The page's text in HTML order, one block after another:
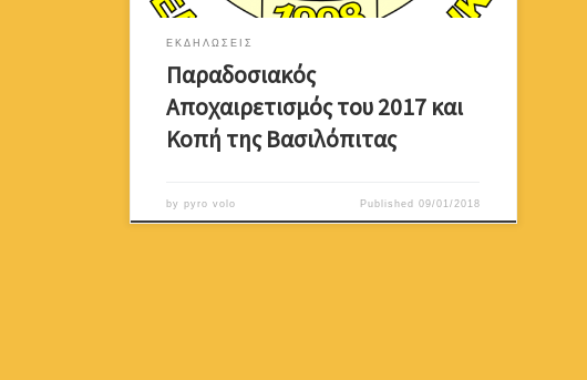
ΕΚΔΗΛΩΣΕΙΣ
Παραδοσιακός
Αποχαιρετισμός του 2017 και
Κοπή της Βασιλόπιτας
bypyro volo Published 09/01/2018